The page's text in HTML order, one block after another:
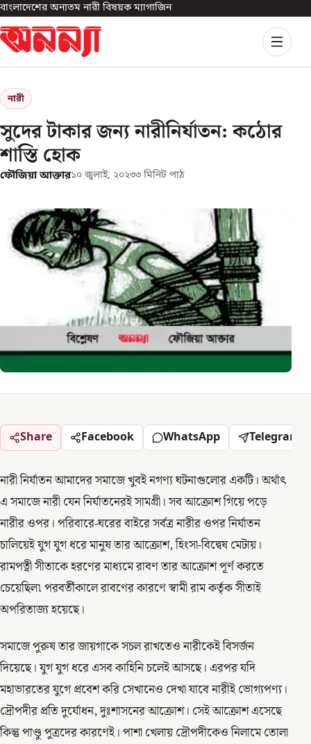
বাংলাদেশের অন্যতম নারী বিষয়ক ম্যাগাজিন
নারী
সুদের টাকার জন্য নারীনির্যাতন: কঠোর
শাস্তি হোক
ফৌজিয়া আক্তার১০ জুলাই, ২০২৩৩ মিনিট পাঠ
Share Facebook WhatsApp Telegram
নারী নির্যাতন আমাদের সমাজে খুবই নগণ্য ঘটনাগুলোর একটি। অর্থাৎ
এ সমাজে নারী যেন নির্যাতনেরই সামগ্রী। সব আক্রোশ গিয়ে পড়ে
নারীর ওপর। পরিবারে-ঘরের বাইরে সর্বত্র নারীর ওপর নির্যাতন
চালিয়েই যুগ যুগ ধরে মানুষ তার আক্রোশ, হিংসা-বিদ্বেষ মেটায়।
রামপত্নী সীতাকে হরণের মাধ্যমে রাবণ তার আক্রোশ পূর্ণ করতে
চেয়েছিল৷ পরবর্তীকালে রাবণের কারণে স্বামী রাম কর্তৃক সীতাই
অপরিতাজ্য হয়েছে।
সমাজে পুরুষ তার জায়গাকে সচল রাখতেও নারীকেই বিসর্জন
দিয়েছে। যুগ যুগ ধরে এসব কাহিনি চলেই আসছে। এরপর যদি
মহাভারতের যুগে প্রবেশ করি সেখানেও দেখা যাবে নারীই ভোগ্যপণ্য।
দ্রৌপদীর প্রতি দুর্যোধন, দুঃশাসনের আক্রোশ। সেই আক্রোশ এসেছে
কিন্তু পাণ্ডু পুত্রদের কারণেই। পাশা খেলায় দ্রৌপদীকেও নিলামে তোলা